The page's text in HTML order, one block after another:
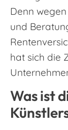
Denn
und
hat sich die
Was ist